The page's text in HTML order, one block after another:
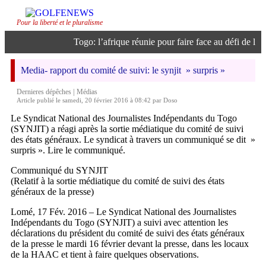
Pour la liberté et le pluralisme
Togo: l’afrique réunie pour faire face au défi de
Media- rapport du comité de suivi: le synjit » surpris »
Dernieres dépêches
Médias
Article publié le samedi, 20 février 2016 à 08:42 par Doso
Le Syndicat National des Journalistes Indépendants du Togo
(SYNJIT) a réagi après la sortie médiatique du comité de suivi
des états généraux. Le syndicat à travers un communiqué se dit »
surpris ». Lire le communiqué.
Communiqué du SYNJIT
(Relatif à la sortie médiatique du comité de suivi des états
généraux de la presse)
Lomé, 17 Fév. 2016 – Le Syndicat National des Journalistes
Indépendants du Togo (SYNJIT) a suivi avec attention les
déclarations du président du comité de suivi des états généraux
de la presse le mardi 16 février devant la presse, dans les locaux
de la HAAC et tient à faire quelques observations.